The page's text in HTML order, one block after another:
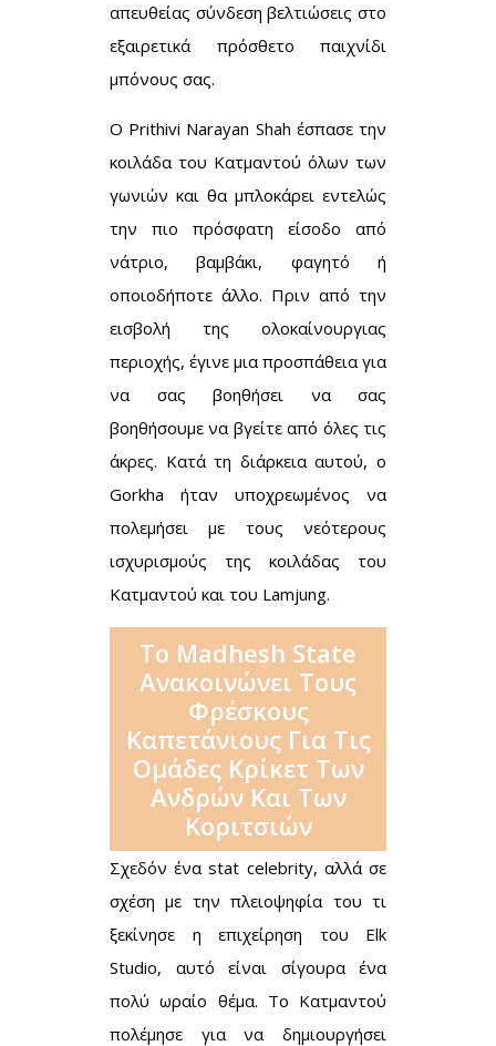
απευθείας σύνδεση βελτιώσεις στο
εξαιρετικά πρόσθετο παιχνίδι
μπόνους σας.
Ο Prithivi Narayan Shah έσπασε την
κοιλάδα του Κατμαντού όλων των
γωνιών και θα μπλοκάρει εντελώς
την πιο πρόσφατη είσοδο από
νάτριο, βαμβάκι, φαγητό ή
οποιοδήποτε άλλο. Πριν από την
εισβολή της ολοκαίνουργιας
περιοχής, έγινε μια προσπάθεια για
να σας βοηθήσει να σας
βοηθήσουμε να βγείτε από όλες τις
άκρες. Κατά τη διάρκεια αυτού, ο
Gorkha ήταν υποχρεωμένος να
πολεμήσει με τους νεότερους
ισχυρισμούς της κοιλάδας του
Κατμαντού και του Lamjung.
Το Madhesh State
Ανακοινώνει Τους
Φρέσκους
Καπετάνιους Για Τις
Ομάδες Κρίκετ Των
Ανδρών Και Των
Κοριτσιών
Σχεδόν ένα stat celebrity, αλλά σε
σχέση με την πλειοψηφία του τι
ξεκίνησε η επιχείρηση του Elk
Studio, αυτό είναι σίγουρα ένα
πολύ ωραίο θέμα. Το Κατμαντού
πολέμησε για να δημιουργήσει